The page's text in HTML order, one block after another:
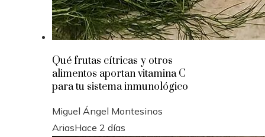
Qué frutas cítricas y otros
alimentos aportan vitamina C
para tu sistema inmunológico
Miguel Ángel Montesinos
AriasHace 2 días